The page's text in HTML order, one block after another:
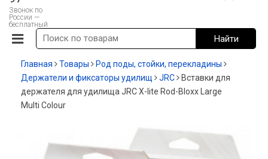
Звонок по
России —
бесплатный
Главная Товары
Род поды, стойки, перекладины
Держатели и фиксаторы удилищ
JRC
Вставки для
держателя для удилища JRC X-lite Rod-Bloxx Large
Multi Colour